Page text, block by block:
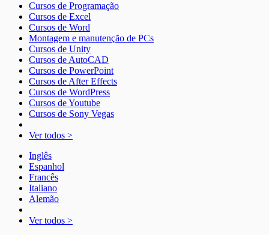
Cursos de Programação
Cursos de Excel
Cursos de Word
Montagem e manutenção de PCs
Cursos de Unity
Cursos de AutoCAD
Cursos de PowerPoint
Cursos de After Effects
Cursos de WordPress
Cursos de Youtube
Cursos de Sony Vegas
Ver todos >
Inglês
Espanhol
Francês
Italiano
Alemão
Ver todos >